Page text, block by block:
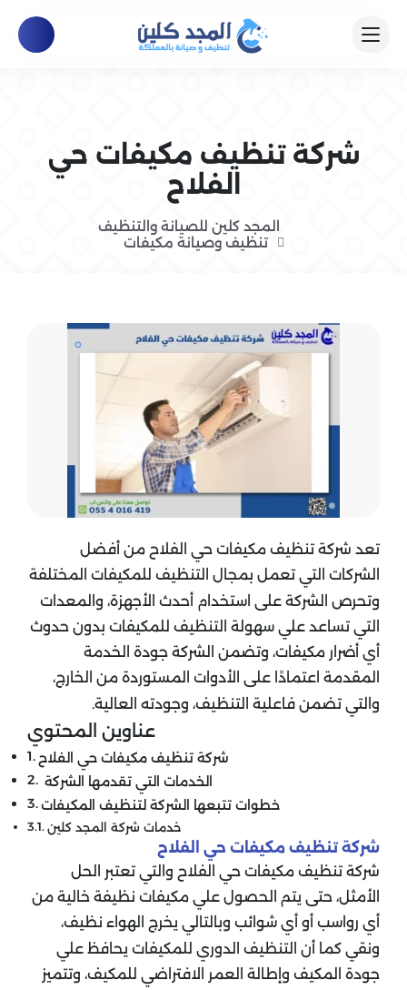
شركة تنظيف مكيفات حي
الفلاح
المجد كلين للصيانة والتنظيف
تنظيف وصيانة مكيفات
تعد شركة تنظيف مكيفات حي الفلاح من أفضل
الشركات التي تعمل بمجال التنظيف للمكيفات المختلفة
وتحرص الشركة على استخدام أحدث الأجهزة، والمعدات
التي تساعد علي سهولة التنظيف للمكيفات بدون حدوث
أي أضرار مكيفات، وتضمن الشركة جودة الخدمة
المقدمة اعتمادًا على الأدوات المستوردة من الخارج،
والتي تضمن فاعلية التنظيف، وجودته العالية.
عناوين المحتوي
شركة تنظيف مكيفات حي الفلاح
الخدمات التي تقدمها الشركة
خطوات تتبعها الشركة لتنظيف المكيفات
خدمات شركة المجد كلين
شركة تنظيف مكيفات حي الفلاح
شركة تنظيف مكيفات حي الفلاح والتي تعتبر الحل
الأمثل، حتى يتم الحصول علي مكيفات نظيفة خالية من
أي رواسب أو أي شوائب وبالتالي يخرج الهواء نظيف،
ونقي كما أن التنظيف الدوري للمكيفات يحافظ علي
جودة المكيف وإطالة العمر الافتراضي للمكيف، وتتميز